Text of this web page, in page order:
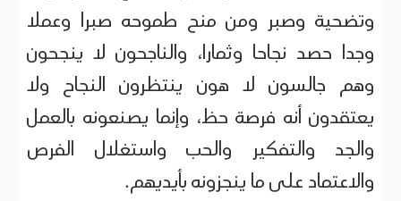
وتضحية وصبر ومن منح طموحه صبرا وعملا
وجدا حصد نجاحا وثمارا، والناجحون لا ينجحون
وهم جالسون لا هون ينتظرون النجاح ولا
يعتقدون أنه فرصة حظ، وإنما يصنعونه بالعمل
والجد والتفكير والحب واستغلال الفرص
والاعتماد على ما ينجزونه بأيديهم.